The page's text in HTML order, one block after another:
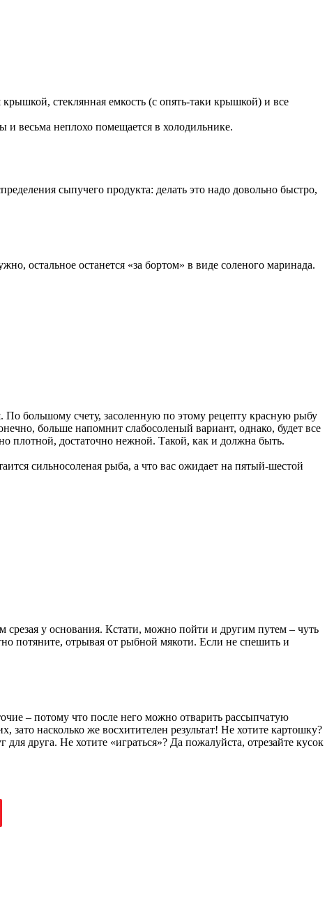
стеклянная емкость (с опять-таки крышкой) и все
весьма неплохо помещается в холодильнике.
сыпучего продукта: делать это надо довольно быстро,
остальное останется «за бортом» в виде соленого маринада.
По большому счету, засоленную по этому рецепту красную рыбу
больше напомнит слабосоленый вариант, однако, будет все
плотной, достаточно нежной. Такой, как и должна быть.
сильносоленая рыба, а что вас ожидает на пятый-шестой
у основания. Кстати, можно пойти и другим путем – чуть
потяните, отрывая от рыбной мякоти. Если не спешить и
– потому что после него можно отварить рассыпчатую
насколько же восхитителен результат! Не хотите картошку?
друга. Не хотите «играться»? Да пожалуйста, отрезайте кусок